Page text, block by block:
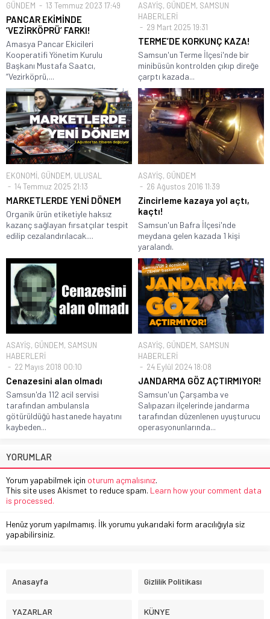
GÜNDEM 13 Temmuz 2023 17:49
PANCAR EKİMİNDE
‘VEZİRKÖPRÜ’ FARKI!
Amasya Pancar Ekicileri
Kooperatifi Yönetim Kurulu
Başkanı Mustafa Saatcı,
“Vezirköprü,...
ASAYİŞ, GÜNDEM, SAMSUN
HABERLERİ
29 Mart 2025 19:31
TERME’DE KORKUNÇ KAZA!
Samsun'un Terme İlçesi'nde bir
minibüsün kontrolden çıkıp direğe
çarptı kazada...
EKONOMİ, GÜNDEM, ULUSAL
14 Temmuz 2025 21:13
MARKETLERDE YENİ DÖNEM
Organik ürün etiketiyle haksız
kazanç sağlayan fırsatçılar tespit
edilip cezalandırılacak....
ASAYİŞ, GÜNDEM
26 Ağustos 2016 11:39
Zincirleme kazaya yol açtı,
kaçtı!
Samsun'un Bafra İlçesi'nde
meydana gelen kazada 1 kişi
yaralandı.
ASAYİŞ, GÜNDEM, SAMSUN
HABERLERİ
22 Mayıs 2018 00:10
Cenazesini alan olmadı
Samsun'da 112 acil servisi
tarafından ambulansla
götürüldüğü hastanede hayatını
kaybeden...
ASAYİŞ, GÜNDEM, SAMSUN
HABERLERİ
24 Eylül 2024 18:08
JANDARMA GÖZ AÇTIRMIYOR!
Samsun'un Çarşamba ve
Salıpazarı ilçelerinde jandarma
tarafından düzenlenen uyuşturucu
operasyonunlarında...
YORUMLAR
Yorum yapabilmek için oturum açmalısınız.
This site uses Akismet to reduce spam. Learn how your comment data
is processed.
Henüz yorum yapılmamış. İlk yorumu yukarıdaki form aracılığıyla siz
yapabilirsiniz.
Anasayfa Gizlilik Politikası
YAZARLAR KÜNYE